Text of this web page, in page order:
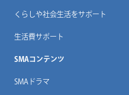
くらしや社会生活をサポート
生活費サポート
SMAコンテンツ
SMAドラマ